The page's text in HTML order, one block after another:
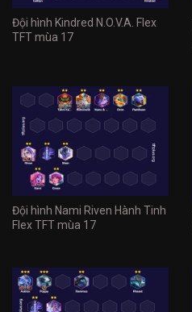
Đội hình Kindred N.O.V.A. Flex
TFT mùa 17
Đội hình Nami Riven Hành Tinh
Flex TFT mùa 17